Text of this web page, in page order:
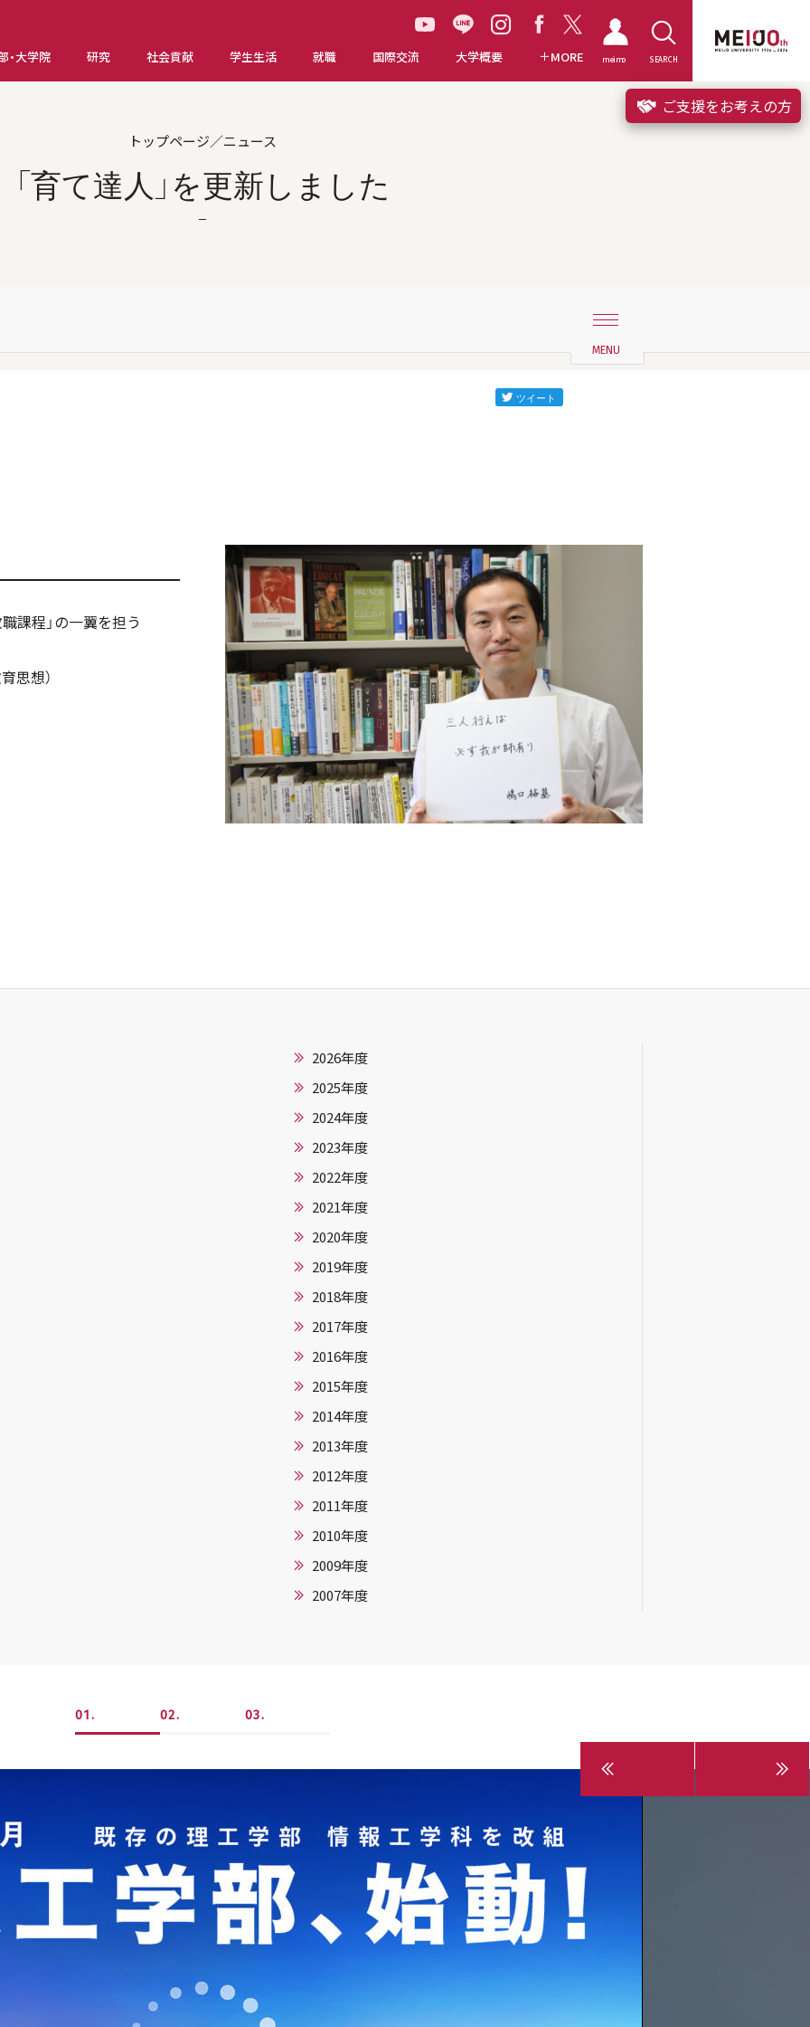
・大学院 研究 社会貢献 学生生活 就職 国際交流 大学概要 MORE meimo SEARCH
ご支援をお考えの方
トップページ／ニュース
「育て達人」を更新しました
課程」の一翼を担う
思想）
2026年度
2025年度
2024年度
2023年度
2022年度
2021年度
2020年度
2019年度
2018年度
2017年度
2016年度
2015年度
2014年度
2013年度
2012年度
2011年度
2010年度
2009年度
2007年度
1 2 3